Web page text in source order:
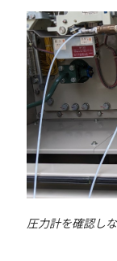
圧力計を確認し